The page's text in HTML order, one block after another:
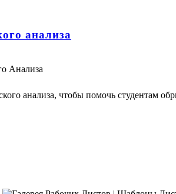
анализа
Анализа
анализа, чтобы помочь студентам